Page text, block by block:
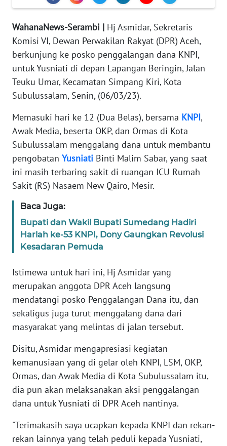
WahanaNews-Serambi | Hj Asmidar, Sekretaris
Komisi VI, Dewan Perwakilan Rakyat (DPR) Aceh,
berkunjung ke posko penggalangan dana KNPI,
untuk Yusniati di depan Lapangan Beringin, Jalan
Teuku Umar, Kecamatan Simpang Kiri, Kota
Subulussalam, Senin, (06/03/23).
Memasuki hari ke 12 (Dua Belas), bersama KNPI,
Awak Media, beserta OKP, dan Ormas di Kota
Subulussalam menggalang dana untuk membantu
pengobatan Yusniati Binti Malim Sabar, yang saat
ini masih terbaring sakit di ruangan ICU Rumah
Sakit (RS) Nasaem New Qairo, Mesir.
Baca Juga:
Bupati dan Wakil Bupati Sumedang Hadiri
Harlah ke-53 KNPI, Dony Gaungkan Revolusi
Kesadaran Pemuda
Istimewa untuk hari ini, Hj Asmidar yang
merupakan anggota DPR Aceh langsung
mendatangi posko Penggalangan Dana itu, dan
sekaligus juga turut menggalang dana dari
masyarakat yang melintas di jalan tersebut.
Disitu, Asmidar mengapresiasi kegiatan
kemanusiaan yang di gelar oleh KNPI, LSM, OKP,
Ormas, dan Awak Media di Kota Subulussalam itu,
dia pun akan melaksanakan aksi penggalangan
dana untuk Yusniati di DPR Aceh nantinya.
"Terimakasih saya ucapkan kepada KNPI dan rekan-
rekan lainnya yang telah peduli kepada Yusniati,
REDAKSI
KARIR
DISCLAIMER
News
Regional
SUMUT
WN
JAKARTA
WN
JABAR
BANTEN
WN
NTT
KEPRI
WN
PAPUA
PAPUA
BARAT